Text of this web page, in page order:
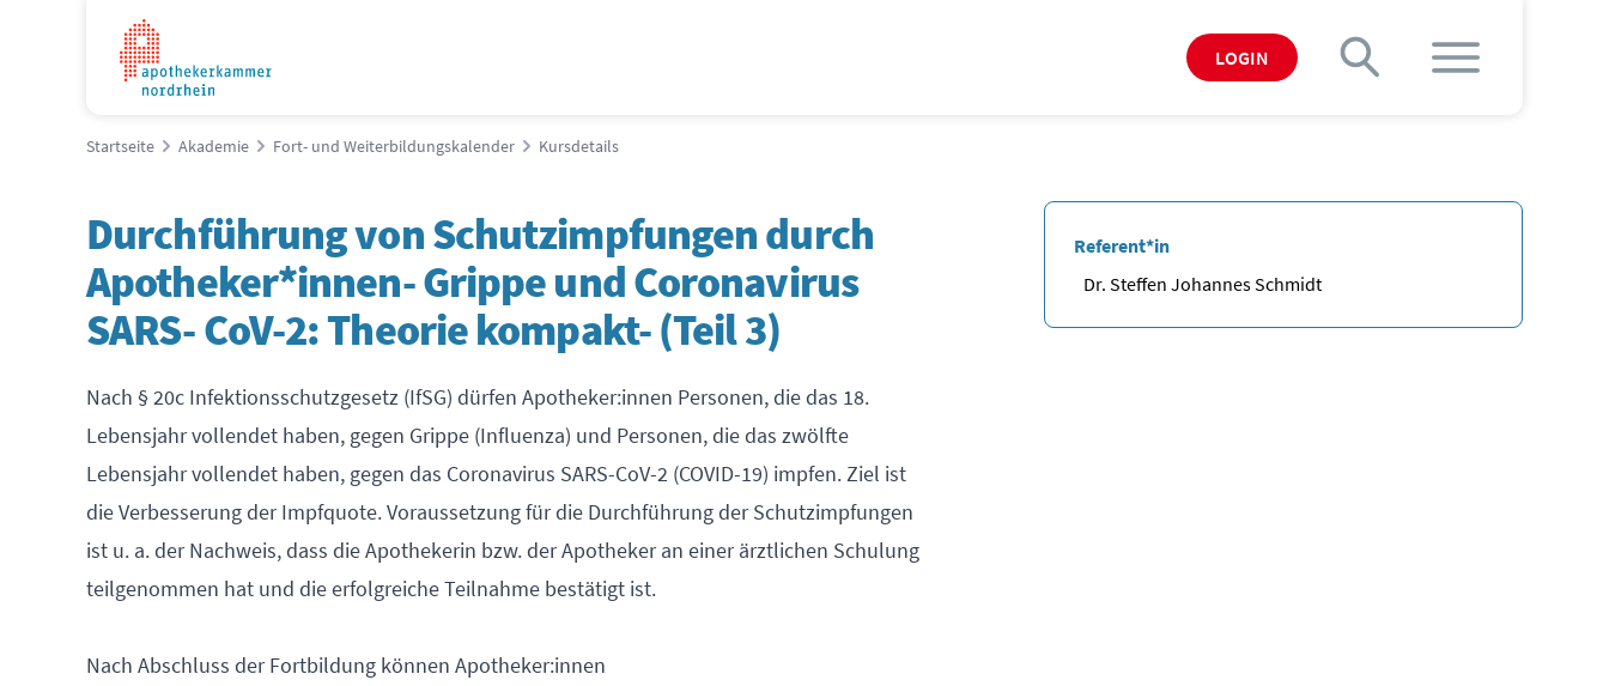
LOGIN
Startseite Akademie Fort- und Weiterbildungskalender Kursdetails
Durchführung von Schutzimpfungen durch
Apotheker*innen- Grippe und Coronavirus
SARS- CoV-2: Theorie kompakt- (Teil 3)
Nach § 20c Infektionsschutzgesetz (IfSG) dürfen Apotheker:innen Personen, die das 18.
Lebensjahr vollendet haben, gegen Grippe (Influenza) und Personen, die das zwölfte
Lebensjahr vollendet haben, gegen das Coronavirus SARS-CoV-2 (COVID-19) impfen. Ziel ist
die Verbesserung der Impfquote. Voraussetzung für die Durchführung der Schutzimpfungen
ist u. a. der Nachweis, dass die Apothekerin bzw. der Apotheker an einer ärztlichen Schulung
teilgenommen hat und die erfolgreiche Teilnahme bestätigt ist.
Nach Abschluss der Fortbildung können Apotheker:innen
Referent*in
Dr. Steffen Johannes Schmidt